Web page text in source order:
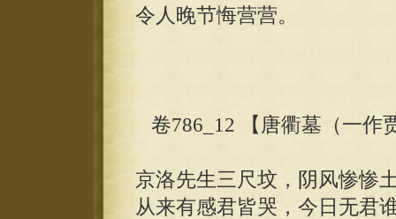
令人晚节悔营营。
卷786_12 【唐衢墓（一作
京洛先生三尺坟，阴风惨惨
从来有感君皆哭，今日无君